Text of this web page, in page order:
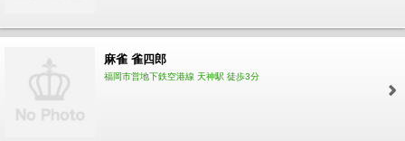
麻雀 雀四郎
福岡市営地下鉄空港線 天神駅 徒歩3分